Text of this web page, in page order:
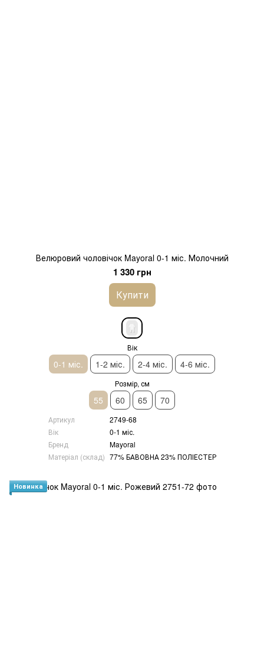
Велюровий чоловічок Mayoral 0-1 міс. Молочний
1 330 грн
Купити
Вік
0-1 міс. 1-2 міс. 2-4 міс. 4-6 міс.
Розмір, см
55 60 65 70
Артикул
2749-68
Вік
0-1 міс.
Бренд
Mayoral
Матеріал (склад) 77% БАВОВНА 23% ПОЛІЕСТЕР
Новинка